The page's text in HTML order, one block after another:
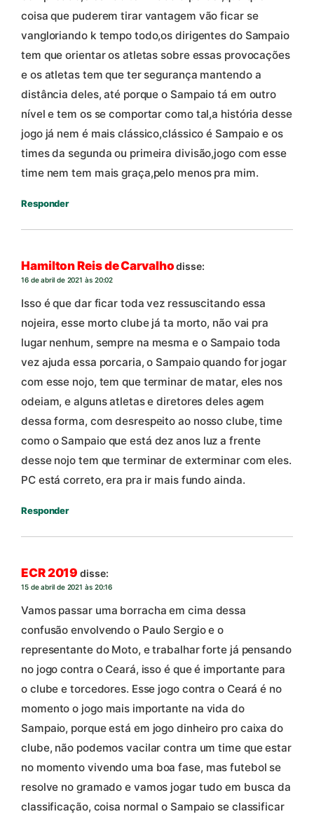
coisa que puderem tirar vantagem vão ficar se
vangloriando k tempo todo,os dirigentes do Sampaio
tem que orientar os atletas sobre essas provocações
e os atletas tem que ter segurança mantendo a
distância deles, até porque o Sampaio tá em outro
nível e tem os se comportar como tal,a história desse
jogo já nem é mais clássico,clássico é Sampaio e os
times da segunda ou primeira divisão,jogo com esse
time nem tem mais graça,pelo menos pra mim.
Responder
Hamilton Reis de Carvalho disse:
16 de abril de 2021 às 20:02
Isso é que dar ficar toda vez ressuscitando essa
nojeira, esse morto clube já ta morto, não vai pra
lugar nenhum, sempre na mesma e o Sampaio toda
vez ajuda essa porcaria, o Sampaio quando for jogar
com esse nojo, tem que terminar de matar, eles nos
odeiam, e alguns atletas e diretores deles agem
dessa forma, com desrespeito ao nosso clube, time
como o Sampaio que está dez anos luz a frente
desse nojo tem que terminar de exterminar com eles.
PC está correto, era pra ir mais fundo ainda.
Responder
ECR 2019 disse:
15 de abril de 2021 às 20:16
Vamos passar uma borracha em cima dessa
confusão envolvendo o Paulo Sergio e o
representante do Moto, e trabalhar forte já pensando
no jogo contra o Ceará, isso é que é importante para
o clube e torcedores. Esse jogo contra o Ceará é no
momento o jogo mais importante na vida do
Sampaio, porque está em jogo dinheiro pro caixa do
clube, não podemos vacilar contra um time que estar
no momento vivendo uma boa fase, mas futebol se
resolve no gramado e vamos jogar tudo em busca da
classificação, coisa normal o Sampaio se classificar